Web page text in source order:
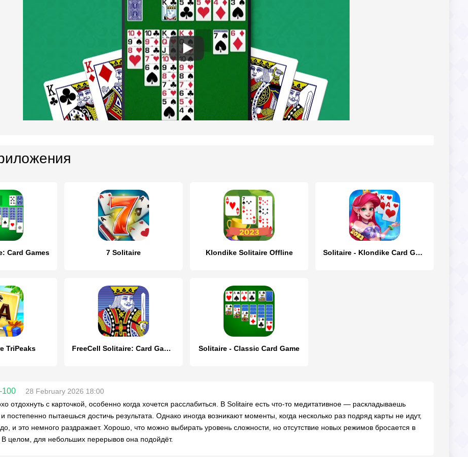
Card Games 7 Solitaire Klondike Solitaire Offline Solitaire - Klondike Card Game
TriPeaks FreeCell Solitaire: Card Games Solitaire - Classic Card Game
100
28 February 2026 18:00
отдохнуть с карточкой, особенно когда хочется расслабиться. В Solitaire есть что-то медитативное — раскладываешь
постепенно пытаешься достичь результата. Однако иногда возникают моменты, когда несколько раз подряд карты не идут,
и это немного раздражает. Хорошо, что можно выбирать уровень сложности, но отсутствие новых режимов бросается в
В целом, для небольших перерывов она подойдёт.